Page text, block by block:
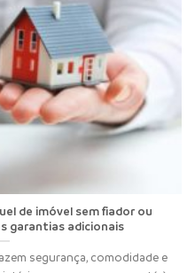
de imóvel sem fiador ou
garantias adicionais
segurança, comodidade e